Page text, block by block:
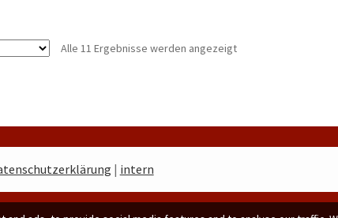
Alle 11 Ergebnisse werden angezeigt
| intern